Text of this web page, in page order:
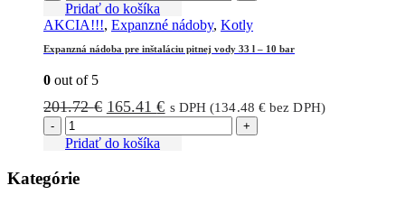
Pridať do košíka
AKCIA!!!, Expanzné nádoby, Kotly
Expanzná nádoba pre inštaláciu pitnej vody 33 l – 10 bar
0 out of 5
201.72€ Pôvodná
bola:
165.41€Aktuálna
s DPH (134.48 € bez DPH)
- +
Pridať do košíka
Kategórie